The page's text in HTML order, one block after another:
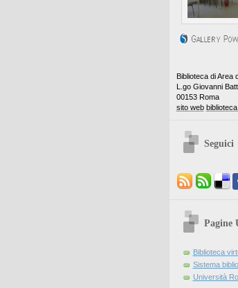
Biblioteca di Area
L.go Giovanni
00153 Roma
sito web
Seguici
Pagine
Biblioteca
Sistema
Università